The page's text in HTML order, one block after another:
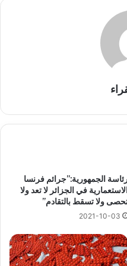
الجمهورية:”جرائم فرنسا
الاستعمارية في الجزائر لا تعد ولا
ولا تسقط بالتقادم”
2021-10-03